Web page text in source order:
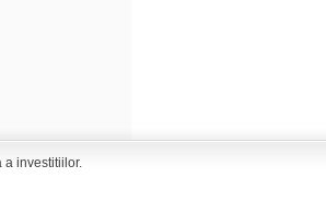
a investitiilor.